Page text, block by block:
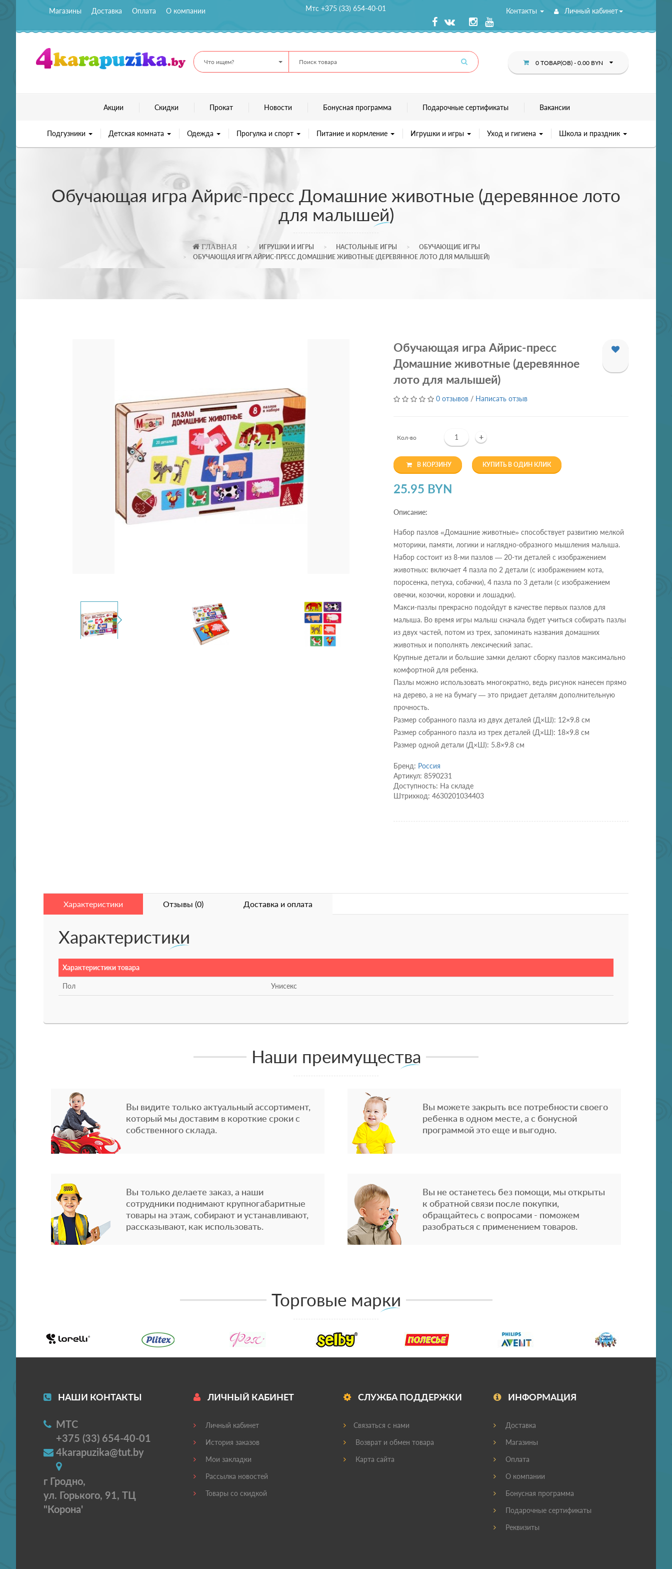
Магазины Доставка Оплата О компании Мтс +375 (33) 654-40-01 Контакты Личный кабинет
Что ищем? 0 ТОВАР(ОВ) - 0.00 BYN
Акции Скидки Прокат Новости Бонусная программа Подарочные сертификаты Вакансии
Подгузники Детская комната Одежда Прогулка и спорт Питание и кормление Игрушки и игры Уход и гигиена Школа и праздник
Обучающая игра Айрис-пресс Домашние животные (деревянное лото
для малышей)
ГЛАВНАЯ ИГРУШКИ И ИГРЫ НАСТОЛЬНЫЕ ИГРЫ
ОБУЧАЮЩИЕ ИГРЫ
ОБУЧАЮЩАЯ ИГРА АЙРИС-ПРЕСС ДОМАШНИЕ ЖИВОТНЫЕ (ДЕРЕВЯННОЕ ЛОТО ДЛЯ МАЛЫШЕЙ)
Обучающая игра Айрис-пресс
Домашние животные (деревянное
лото для малышей)
0 отзывов / Написать отзыв
Кол-во +
В КОРЗИНУ КУПИТЬ В ОДИН КЛИК
25.95 BYN
Описание:
Набор пазлов «Домашние животные» способствует развитию мелкой
моторики, памяти, логики и наглядно-образного мышления малыша.
Набор состоит из 8-ми пазлов — 20-ти деталей с изображением
животных: включает 4 пазла по 2 детали (с изображением кота,
поросенка, петуха, собачки), 4 пазла по 3 детали (с изображением
овечки, козочки, коровки и лошадки).
Макси-пазлы прекрасно подойдут в качестве первых пазлов для
малыша. Во время игры малыш сначала будет учиться собирать пазлы
из двух частей, потом из трех, запоминать названия домашних
животных и пополнять лексический запас.
Крупные детали и большие замки делают сборку пазлов максимально
комфортной для ребенка.
Пазлы можно использовать многократно, ведь рисунок нанесен прямо
на дерево, а не на бумагу — это придает деталям дополнительную
прочность.
Размер собранного пазла из двух деталей (Д×Ш): 12×9.8 см
Размер собранного пазла из трех деталей (Д×Ш): 18×9.8 см
Размер одной детали (Д×Ш): 5.8×9.8 см
Бренд: Россия
Артикул: 8590231
Доступность: На складе
Штрихкод: 4630201034403
Характеристики Отзывы (0) Доставка и оплата
Характеристики
Характеристики товара
Пол Унисекс
Наши преимущества
Вы видите только актуальный ассортимент,
который мы доставим в короткие сроки с
собственного склада.
Вы можете закрыть все потребности своего
ребенка в одном месте, а с бонусной
программой это еще и выгодно.
Вы только делаете заказ, а наши
сотрудники поднимают крупногабаритные
товары на этаж, собирают и устанавливают,
рассказывают, как использовать.
Вы не останетесь без помощи, мы открыты
к обратной связи после покупки,
обращайтесь с вопросами - поможем
разобраться с применением товаров.
Торговые марки
НАШИ КОНТАКТЫ
МТС
+375 (33) 654-40-01
4karapuzika@tut.by
г Гродно,
ул. Горького, 91, ТЦ
"Корона'
ЛИЧНЫЙ КАБИНЕТ
Личный кабинет
История заказов
Мои закладки
Рассылка новостей
Товары со скидкой
СЛУЖБА ПОДДЕРЖКИ
Связаться с нами
Возврат и обмен товара
Карта сайта
ИНФОРМАЦИЯ
Доставка
Магазины
Оплата
О компании
Бонусная программа
Подарочные сертификаты
Реквизиты